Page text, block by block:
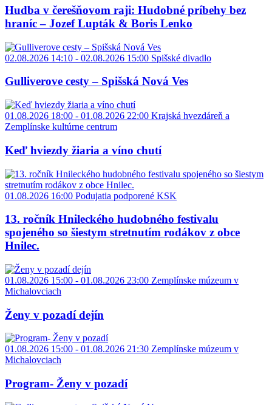
Hudba v čerešňovom raji: Hudobné príbehy bez
hraníc – Jozef Lupták & Boris Lenko
02.08.2026 14:10 - 02.08.2026 15:00 Spišské divadlo
Gulliverove cesty – Spišská Nová Ves
01.08.2026 18:00 - 01.08.2026 22:00 Krajská hvezdáreň a
Zemplínske kultúrne centrum
Keď hviezdy žiaria a víno chutí
01.08.2026 16:00 Podujatia podporené KSK
13. ročník Hnileckého hudobného festivalu
spojeného so šiestym stretnutím rodákov z obce
Hnilec.
01.08.2026 15:00 - 01.08.2026 23:00 Zemplínske múzeum v
Michalovciach
Ženy v pozadí dejín
01.08.2026 15:00 - 01.08.2026 21:30 Zemplínske múzeum v
Michalovciach
Program- Ženy v pozadí